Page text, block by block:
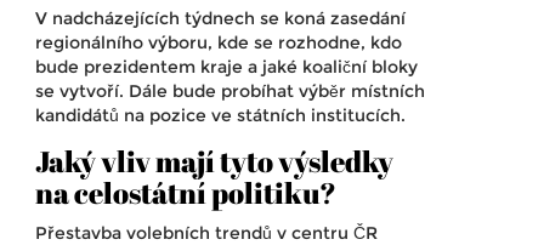
V nadcházejících týdnech se koná zasedání
regionálního výboru, kde se rozhodne, kdo
bude prezidentem kraje a jaké koaliční bloky
se vytvoří. Dále bude probíhat výběr místních
kandidátů na pozice ve státních institucích.
Jaký vliv mají tyto výsledky
na celostátní politiku?
Přestavba volebních trendů v centru ČR